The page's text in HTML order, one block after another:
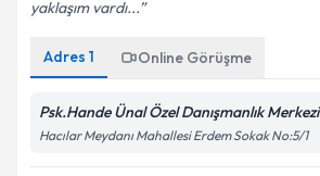
yaklaşım vardı...
Adres 1 Online Görüşme
Psk.Hande Ünal Özel Danışmanlık Merkezi
Hacılar Meydanı Mahallesi Erdem Sokak No:5/1